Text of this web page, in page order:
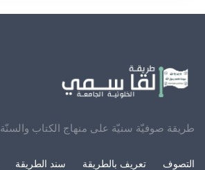
طريقة صوفيّة سنيّة على منهاج الكتاب والسنّة
التصوف تعريف بالطريقة سند الطريقة